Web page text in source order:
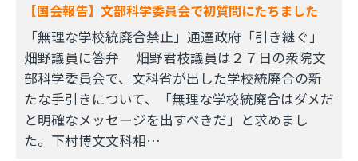
【国会報告】文部科学委員会で初質問にたちました
「無理な学校統廃合禁止」通達政府「引き継ぐ」
畑野議員に答弁 畑野君枝議員は２７日の衆院文
部科学委員会で、文科省が出した学校統廃合の新
たな手引きについて、「無理な学校統廃合はダメだ
と明確なメッセージを出すべきだ」と求めまし
た。下村博文文科相…